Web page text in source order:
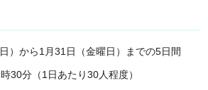
）から1月31日（金曜日）までの5日間
30分（1日あたり30人程度）